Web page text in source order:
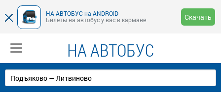
НА-АВТОБУС на ANDROID
Билеты на автобус у вас в кармане
Скачать
НА АВТОБУС